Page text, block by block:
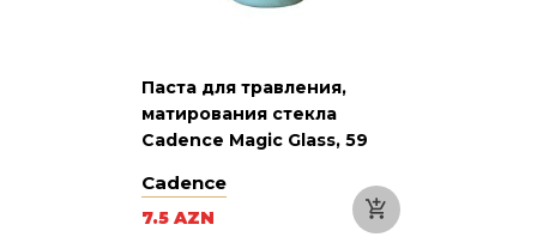
Паста для травления,
матирования стекла
Cadence Magic Glass, 59
Cadence
7.5 AZN